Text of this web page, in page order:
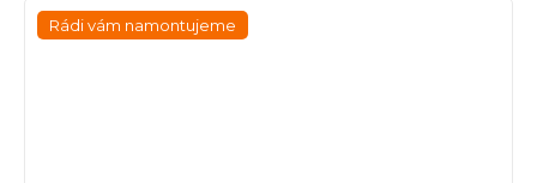
Rádi vám namontujeme